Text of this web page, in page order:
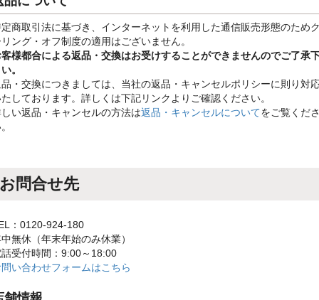
商取引法に基づき、インターネットを利用した通信販売形態のため
ング・オフ制度の適用はございません。
様都合による返品・交換はお受けすることができませんのでご了承
。
・交換につきましては、当社の返品・キャンセルポリシーに則り対
しております。詳しくは下記リンクよりご確認ください。
い返品・キャンセルの方法は返品・キャンセルについてをご覧くだ
お問合せ先
：0120-924-180
無休（年末年始のみ休業）
受付時間：9:00～18:00
い合わせフォームはこちら